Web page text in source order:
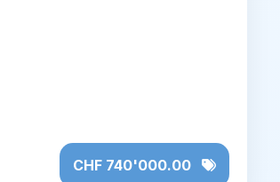
CHF 740'000.00